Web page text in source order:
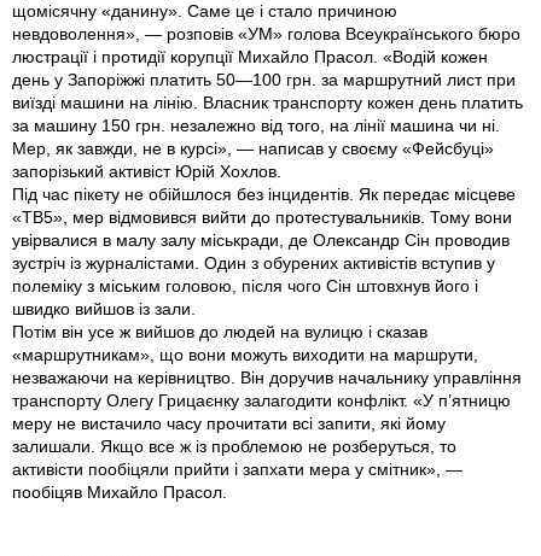
щомісячну «данину». Саме це і стало причиною
невдоволення», — розповів «УМ» голова Всеукраїнського бюро
люстрації і протидії корупції Михайло Прасол. «Водій кожен
день у Запоріжжі платить 50—100 грн. за маршрутний лист при
виїзді машини на лінію. Власник транспорту кожен день платить
за машину 150 грн. незалежно від того, на лінії машина чи ні.
Мер, як завжди, не в курсі», — написав у своєму «Фейсбуці»
запорізький активіст Юрій Хохлов.
Під час пікету не обійшлося без інцидентів. Як передає місцеве
«ТВ5», мер відмовився вийти до протестувальників. Тому вони
увірвалися в малу залу міськради, де Олександр Сін проводив
зустріч iз журналістами. Один з обурених активістів вступив у
полеміку з міським головою, після чого Сін штовхнув його і
швидко вийшов із зали.
Потім він усе ж вийшов до людей на вулицю і сказав
«маршрутникам», що вони можуть виходити на маршрути,
незважаючи на керівництво. Він доручив начальнику управління
транспорту Олегу Грицаєнку залагодити конфлікт. «У п’ятницю
меру не вистачило часу прочитати всі запити, які йому
залишали. Якщо все ж iз проблемою не розберуться, то
активісти пообіцяли прийти і запхати мера у смітник», —
пообіцяв Михайло Прасол.